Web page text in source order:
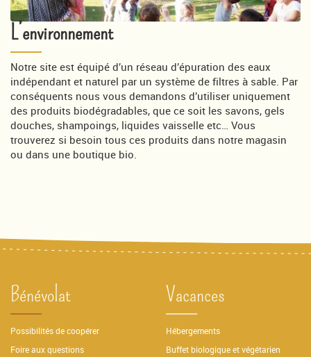
L’environnement
Notre site est équipé d’un réseau d’épuration des eaux
indépendant et naturel par un système de filtres à sable. Par
conséquents nous vous demandons d’utiliser uniquement
des produits biodégradables, que ce soit les savons, gels
douches, shampoings, liquides vaisselle etc… Vous
trouverez si besoin tous ces produits dans notre magasin
ou dans une boutique bio.
Bénévolat
Possibilités de coopérer
Foire aux questions
Vacances
Hébergements
Buffet biologique et végétarien